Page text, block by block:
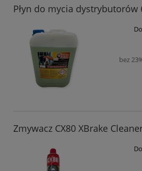
Płyn do mycia dystrybutorów
bez
Zmywacz CX80 XBrake